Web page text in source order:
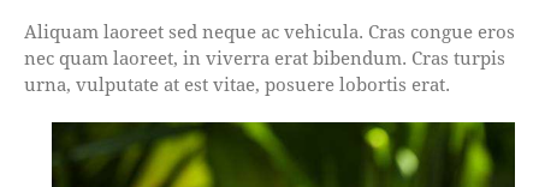
Aliquam laoreet sed neque ac vehicula. Cras congue eros
nec quam laoreet, in viverra erat bibendum. Cras turpis
urna, vulputate at est vitae, posuere lobortis erat.